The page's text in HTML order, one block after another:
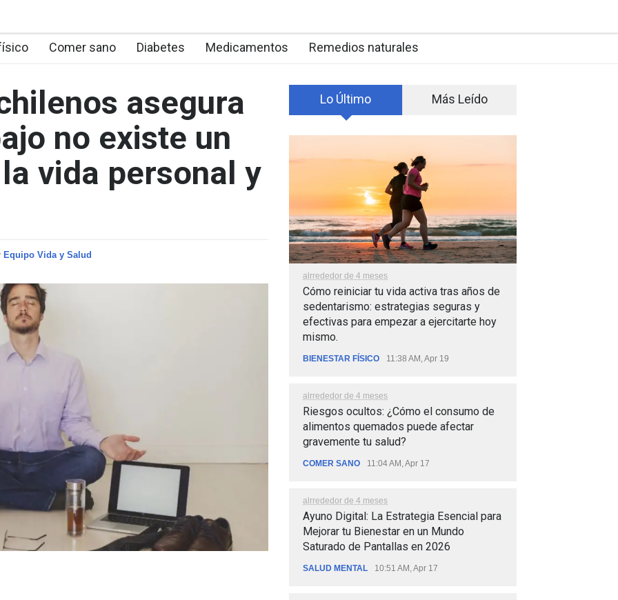
Comer sano Diabetes Medicamentos Remedios naturales
asegura
no existe un
vida personal y
Equipo Vida y Salud
Lo Último Más Leído
alrrededor de 4 meses
Cómo reiniciar tu vida activa tras años de
sedentarismo: estrategias seguras y
efectivas para empezar a ejercitarte hoy
mismo.
BIENESTAR FÍSICO 11:38 AM, Apr 19
alrrededor de 4 meses
Riesgos ocultos: ¿Cómo el consumo de
alimentos quemados puede afectar
gravemente tu salud?
COMER SANO 11:04 AM, Apr 17
alrrededor de 4 meses
Ayuno Digital: La Estrategia Esencial para
Mejorar tu Bienestar en un Mundo
Saturado de Pantallas en 2026
SALUD MENTAL 10:51 AM, Apr 17